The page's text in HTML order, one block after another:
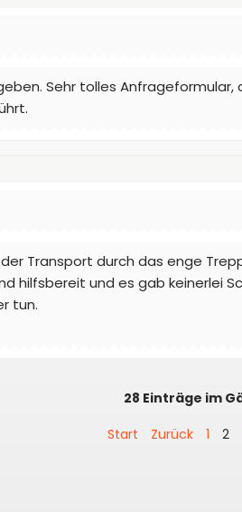
Sehr tolles
Transport durch das enge
hilfsbereit und es gab keinerlei
tun.
28 Einträge im
Start
Zurück 1 2